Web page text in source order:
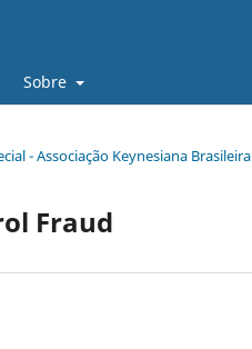
Sobre
- Associação Keynesiana Brasileira
Fraud